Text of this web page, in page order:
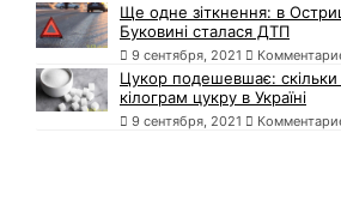
Ще одне зіткнення: в
Буковині сталася ДТП
9 сентября, 2021
Цукор подешевшає:
кілограм цукру в Україні
9 сентября, 2021